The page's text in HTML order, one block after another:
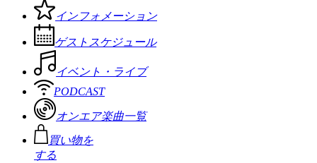
インフォメーション
ゲストスケジュール
イベント・ライブ
PODCAST
オンエア楽曲一覧
買い物を
する